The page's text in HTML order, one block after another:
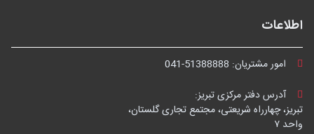
اطلاعات
امور مشتریان: 041-51388888
آدرس دفتر مرکزی تبریز:
تبریز، چهارراه شریعتی، مجتمع تجاری گلستان،
واحد ۷